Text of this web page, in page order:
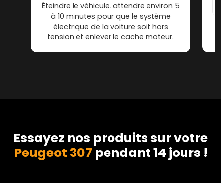
Éteindre le véhicule, attendre environ 5
à 10 minutes pour que le système
électrique de la voiture soit hors
tension et enlever le cache moteur.
Essayez nos produits sur votre
Peugeot 307 pendant 14 jours !